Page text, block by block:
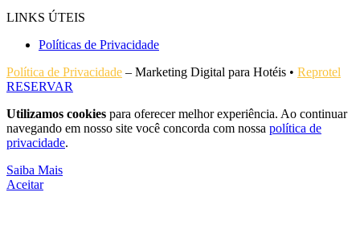
LINKS ÚTEIS
Políticas de Privacidade
Política de Privacidade – Marketing Digital para Hotéis • Reprotel
RESERVAR
Utilizamos cookies para oferecer melhor experiência. Ao continuar
navegando em nosso site você concorda com nossa política de
privacidade.
Saiba Mais
Aceitar